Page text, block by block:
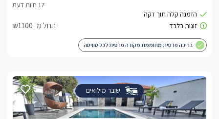
החל מ- ₪1100
בריכה פרטית מחוממת מקורה פרטית לכל סוויטה
שובר מילואים